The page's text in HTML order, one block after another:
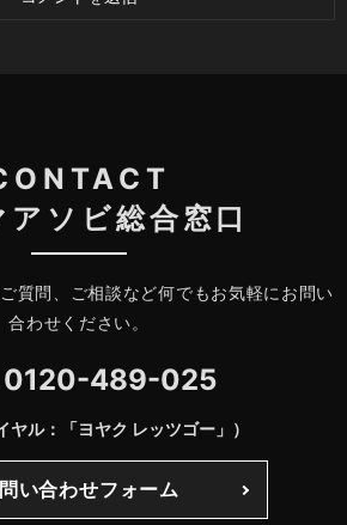
アソビ総合窓口
質問、ご相談など何でもお気軽にお問い
合わせください。
0120-489-025
ヤル：「ヨヤク レッツゴー」）
い合わせフォーム